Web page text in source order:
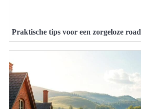
Praktische tips voor een zorgeloze